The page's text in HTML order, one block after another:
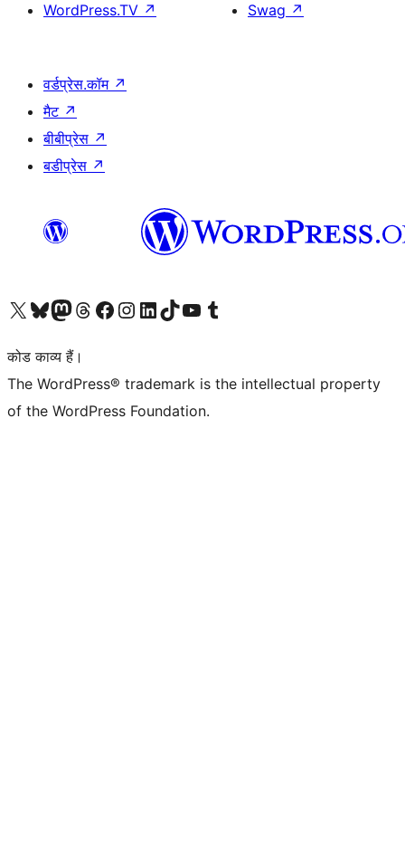
WordPress.TV ↗
Swag ↗
वर्डप्रेस.कॉम ↗
मैट ↗
बीबीप्रेस ↗
बडीप्रेस ↗
Visit our X (formerly Twitter) account
हमारे बलुस्की खाते पर जाएँVisit our Mastodon account
हमारे थ्रेड्स अकाउंट पर जाएंहमारे फेसबुक पेज पर जाएँहमारे इंस्टाग्राम अकाउंट पर जाएंहमारे लिंक्डइन खाते पर जाएँहमारे टिकटॉक खाते पर जाएँहमारे यूट्यूब चैनल पर जाएंहमारे Tumblr खाते पर जाएँ
कोड काव्य हैं।
The WordPress® trademark is the intellectual property
of the WordPress Foundation.